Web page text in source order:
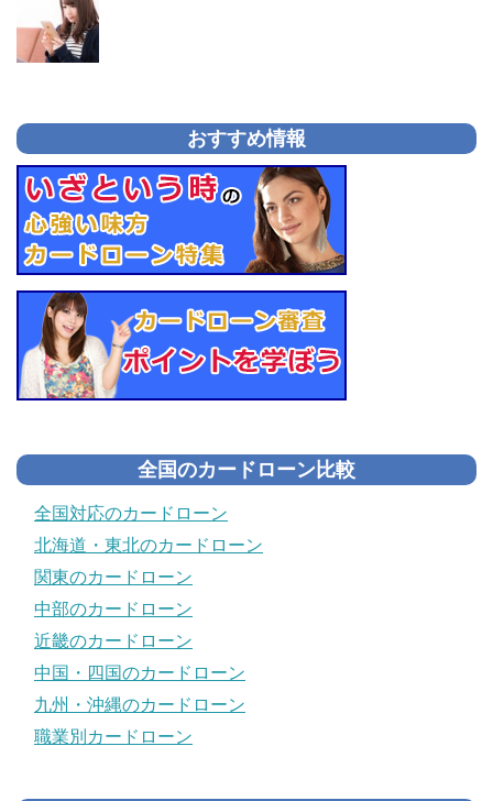
おすすめ情報
全国のカードローン比較
全国対応のカードローン
北海道・東北のカードローン
関東のカードローン
中部のカードローン
近畿のカードローン
中国・四国のカードローン
九州・沖縄のカードローン
職業別カードローン